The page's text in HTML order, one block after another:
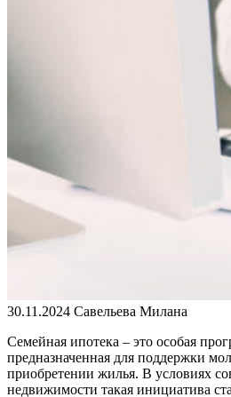
30.11.2024 Савельева Милана
Семейная ипотека – это особая
предназначенная для поддержки
приобретении жилья. В условиях
недвижимости такая инициатива